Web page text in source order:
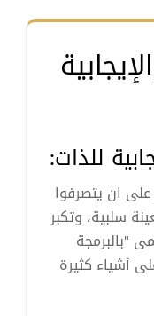
للذات:
ان يتصرفوا
سلبية، وتكبر
"بالبرمجة
أشياء كثيرة